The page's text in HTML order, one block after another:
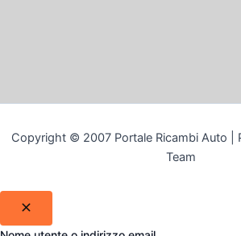
Copyright © 2007 Portale Ricambi Auto |
Team